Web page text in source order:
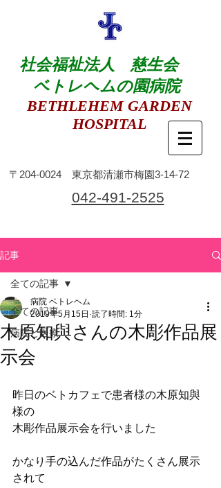
社会福祉法人 慈生会
ベトレヘムの園病院
BETHLEHEM GARDEN
HOSPITAL
​〒204-0024 東京都清瀬市梅園3-14-72
​042-491-2525
記事
全ての記事
病院と医療
全ての記事
木原知與さんの木彫作品展
示会
病院 ベトレヘム
2019年5月15日 読了時間: 1分
昨日のベトカフェで患者様の木原知與
様の
木彫作品展示会を行いました
かなり手の込んだ作品がたくさん展示
されて